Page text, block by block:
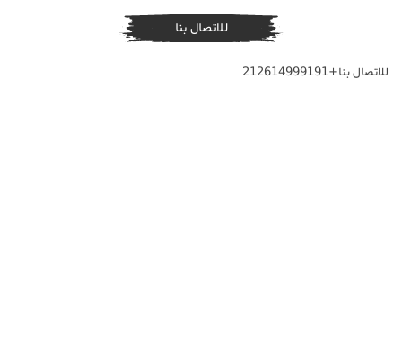
للاتصال بنا
للاتصال بنا+212614999191